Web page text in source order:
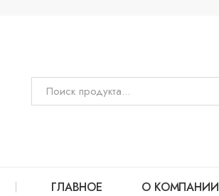
ГЛАВНОЕ О КОМПАНИИ